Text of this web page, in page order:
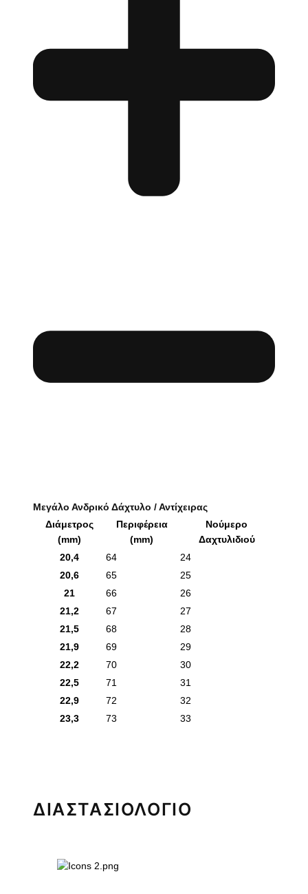
Μεγάλο Ανδρικό Δάχτυλο / Αντίχειρας
Διάμετρος
(mm)
Περιφέρεια
(mm)
Νούμερο
Δαχτυλιδιού
20,4
64
24
20,6
65
25
21
66
26
21,2
67
27
21,5
68
28
21,9
69
29
22,2
70
30
22,5
71
31
22,9
72
32
23,3
73 33
ΔΙΑΣΤΑΣΙΟΛΟΓΙΟ